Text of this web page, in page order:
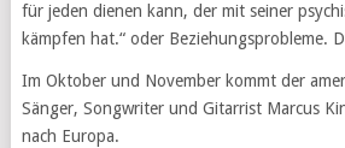
für jeden dienen kann, der mit seiner
kämpfen hat.“ oder Beziehungsprobleme.
Im Oktober und November kommt der
Sänger, Songwriter und Gitarrist Marcus
nach Europa.